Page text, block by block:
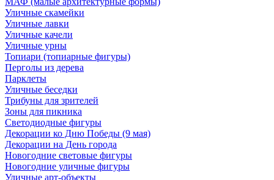
Уличные скамейки
Уличные лавки
Уличные качели
Уличные урны
Топиари (топиарные фигуры)
Перголы из дерева
Парклеты
Уличные беседки
Трибуны для зрителей
Зоны для пикника
Светодиодные фигуры
Декорации ко Дню Победы (9 мая)
Декорации на День города
Новогодние световые фигуры
Новогодние уличные фигуры
Уличные арт-объекты